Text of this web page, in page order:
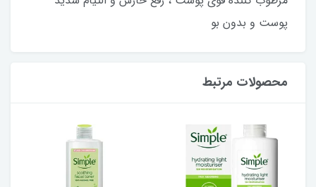
پوست و بدون بو
محصولات مرتبط